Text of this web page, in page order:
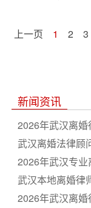
上一页 1 2 3
新闻资讯
2026年武汉离
武汉离婚法律顾
2026年武汉专
武汉本地离婚律
何选
2026年武汉离